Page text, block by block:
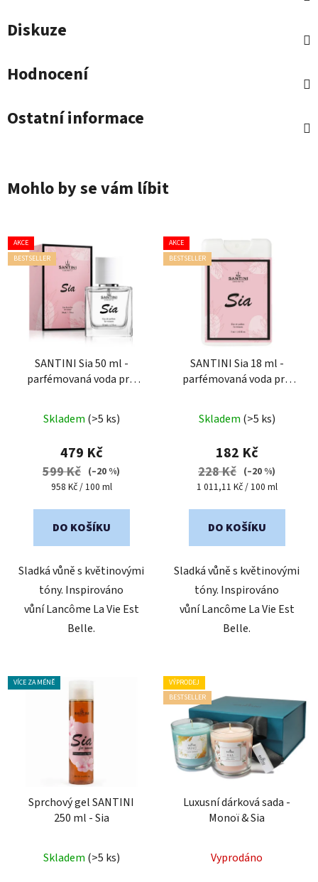
Diskuze
Hodnocení
Ostatní informace
Mohlo by se vám líbit
AKCE
BESTSELLER
SANTINI Sia 50 ml -
parfémovaná voda pro
hodnocení
produktu
je
4,9
5
Skladem (>5 ks)
479 Kč
599 Kč (–20 %)
Měrná
958 Kč / 100 ml
DO KOŠÍKU
Sladká vůně s květinovými
tóny. Inspirováno
vůní Lancôme La Vie Est
Belle.
AKCE
BESTSELLER
SANTINI Sia 18 ml -
parfémovaná voda pro
balení
hodnocení
produktu
je
4,3
5
Skladem (>5 ks)
182 Kč
228 Kč (–20 %)
Měrná
1 011,11 Kč / 100 ml
DO KOŠÍKU
Sladká vůně s květinovými
tóny. Inspirováno
vůní Lancôme La Vie Est
Belle.
VÍCE ZA MÉNĚ
Sprchový gel SANTINI
250 ml - Sia
hodnocení
Skladem (>5 ks)
VÝPRODEJ
BESTSELLER
Luxusní dárková sada -
Monoï & Sia
Vyprodáno